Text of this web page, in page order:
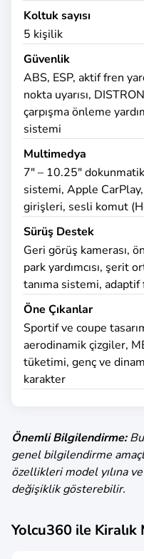
Koltuk sayısı
5 kişilik
Güvenlik
ABS, ESP, aktif fren
nokta uyarısı,
çarpışma önleme
sistemi
Multimedya
7" – 10.25"
sistemi, Apple
girişleri, sesli komut
Sürüş Destek
Geri görüş kamerası,
park yardımcısı, şerit
tanıma sistemi, adaptif
Öne Çıkanlar
Sportif ve coupe
aerodinamik çizgiler,
tüketimi, genç ve
karakter
Önemli Bilgilendirme:
genel bilgilendirme
özellikleri model yılına
değişiklik gösterebilir.
Yolcu360 ile Kiralık